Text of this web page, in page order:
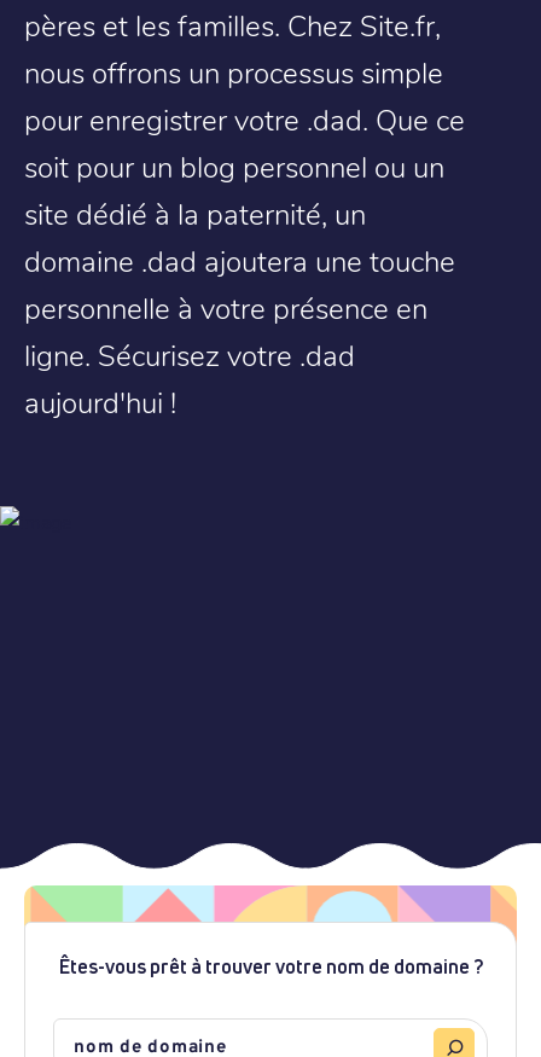
pères et les familles. Chez Site.fr,
nous offrons un processus simple
pour enregistrer votre .dad. Que ce
soit pour un blog personnel ou un
site dédié à la paternité, un
domaine .dad ajoutera une touche
personnelle à votre présence en
ligne. Sécurisez votre .dad
aujourd'hui !
Êtes-vous prêt à trouver votre nom de domaine ?